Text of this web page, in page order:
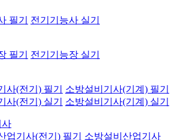
필기
전기기능사 실기
필기
전기기능장 실기
사(전기) 필기
소방설비기사(기계) 필기
사(전기) 실기
소방설비기사(기계) 실기
사
업기사(전기) 필기
소방설비산업기사